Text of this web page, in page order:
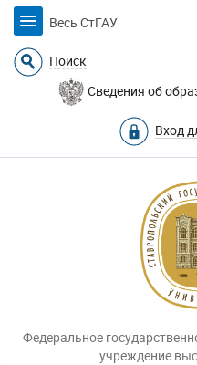
Весь СтГАУ
Поиск
Сведения об
Вход
Федеральное
учреждение